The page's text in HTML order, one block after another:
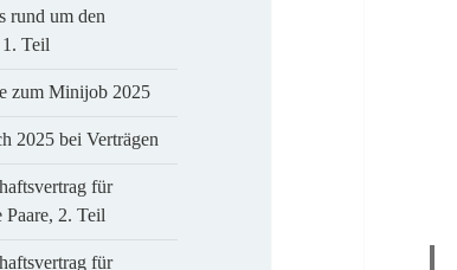
rund um den
Teil
zum Minijob 2025
2025 bei Verträgen
für
Paare, 2. Teil
für